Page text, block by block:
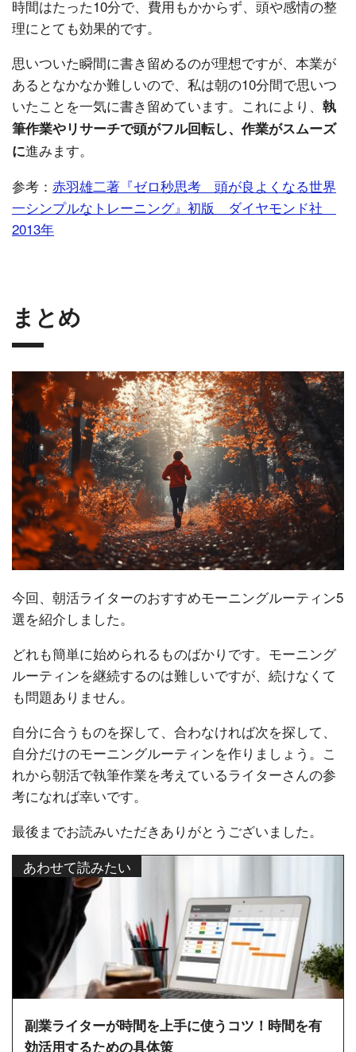
時間はたった10分で、費用もかからず、頭や感情の整
理にとても効果的です。
思いついた瞬間に書き留めるのが理想ですが、本業が
あるとなかなか難しいので、私は朝の10分間で思いつ
いたことを一気に書き留めています。これにより、 執
筆作業やリサーチで頭がフル回転し、作業がスムーズ
に進みます。
参考： 赤羽雄二著『ゼロ秒思考 頭が良よくなる世界
一シンプルなトレーニング』初版 ダイヤモンド社
2013年
まとめ
今回、朝活ライターのおすすめモーニングルーティン5
選を紹介しました。
どれも簡単に始められるものばかりです。モーニング
ルーティンを継続するのは難しいですが、続けなくて
も問題ありません。
自分に合うものを探して、合わなければ次を探して、
自分だけのモーニングルーティンを作りましょう。こ
れから朝活で執筆作業を考えているライターさんの参
考になれば幸いです。
最後までお読みいただきありがとうございました。
あわせて読みたい
副業ライターが時間を上手に使うコツ！時間を有
効活用するための具体策